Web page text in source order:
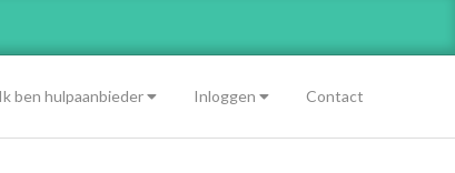
Ik ben hulpaanbieder Inloggen Contact